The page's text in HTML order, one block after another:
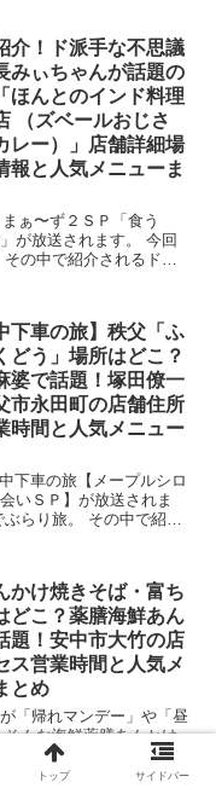
介！ド派手な不思議
みぃちゃんが話題の
ほんとのインド料理
（ズベールおじさ
レー）」店舗詳細場
報と人気メニューま
ぁ〜ず２ＳＰ「食う
が放送されます。 今回
の中で紹介されるド派
下車の旅】秩父「ふ
どう」場所はどこ？
婆で話題！塚田僚一
市永田町の店舗住所
時間と人気メニュー
下車の旅【メープルシロ
いＳＰ】が放送されま
らり旅。 その中で紹介
かけ焼きそば・富ち
どこ？薬膳海鮮あん
題！安中市大竹の店
ス営業時間と人気メ
とめ
「帰れマンデー」や「昼
んな海鮮薬膳あんかけ
きそば・富ちゃん」の詳
ス、駐車場情報...
トップ サイドバー